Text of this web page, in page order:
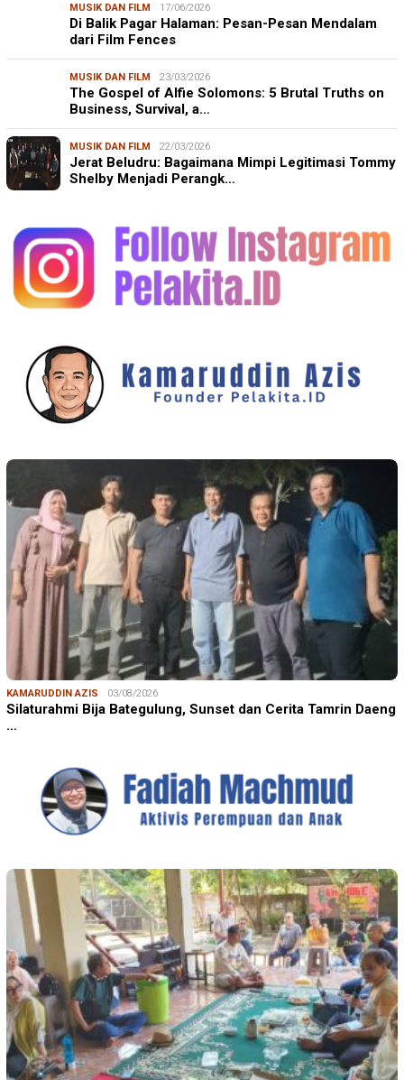
MUSIK DAN FILM 17/06/2026
Di Balik Pagar Halaman: Pesan-Pesan Mendalam
dari Film Fences
MUSIK DAN FILM 23/03/2026
The Gospel of Alfie Solomons: 5 Brutal Truths on
Business, Survival, a…
MUSIK DAN FILM 22/03/2026
Jerat Beludru: Bagaimana Mimpi Legitimasi Tommy
Shelby Menjadi Perangk…
KAMARUDDIN AZIS 03/08/2026
Silaturahmi Bija Bategulung, Sunset dan Cerita Tamrin Daeng
…